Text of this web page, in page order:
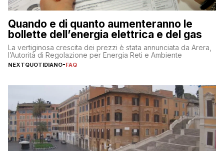
Quando e di quanto aumenteranno le
bollette dell’energia elettrica e del gas
La vertiginosa crescita dei prezzi è stata annunciata da Arera,
l’Autorità di Regolazione per Energia Reti e Ambiente
NEXTQUOTIDIANO-FAQ